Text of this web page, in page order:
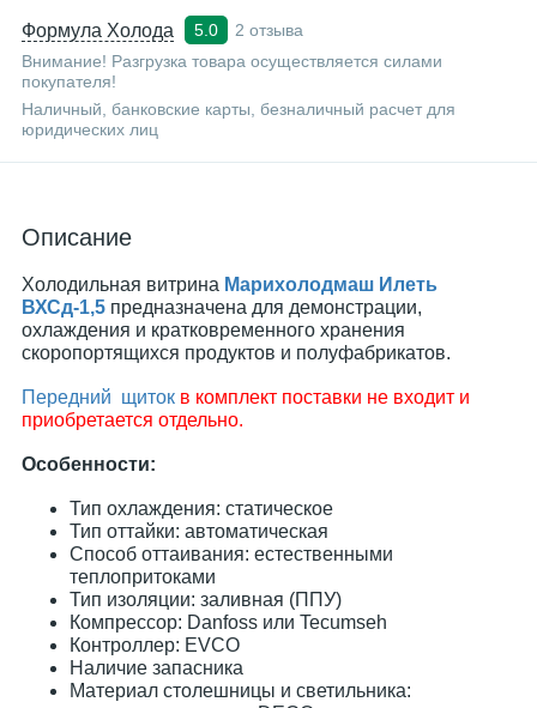
Формула Холода 5.0
2 отзыва
Внимание! Разгрузка товара осуществляется силами
покупателя!
Наличный, банковские карты, безналичный расчет для
юридических лиц
Описание
Холодильная витрина Марихолодмаш Илеть
ВХСд-1,5 предназначена для демонстрации,
охлаждения и кратковременного хранения
скоропортящихся продуктов и полуфабрикатов.
Передний щиток в комплект поставки не входит и
приобретается отдельно.
Особенности:
Тип охлаждения: статическое
Тип оттайки: автоматическая
Способ оттаивания: естественными
теплопритоками
Тип изоляции: заливная (ППУ)
Компрессор: Danfoss или Tecumseh
Контроллер: EVCO
Наличие запасника
Материал столешницы и светильника: